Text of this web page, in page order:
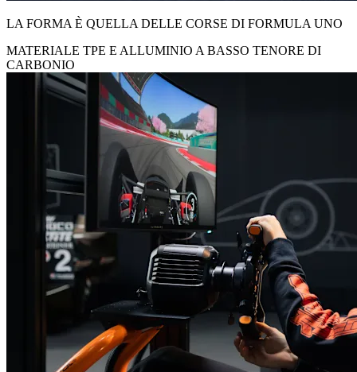
LA FORMA È QUELLA DELLE CORSE DI FORMULA UNO
MATERIALE TPE E ALLUMINIO A BASSO TENORE DI
CARBONIO